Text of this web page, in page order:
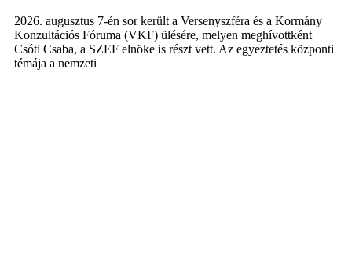
2026. augusztus 7-én sor került a Versenyszféra és a Kormány
Konzultációs Fóruma (VKF) ülésére, melyen meghívottként
Csóti Csaba, a SZEF elnöke is részt vett. Az egyeztetés központi
témája a nemzeti